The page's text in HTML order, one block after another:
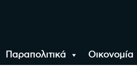
Παραπολιτικά Οικονομία